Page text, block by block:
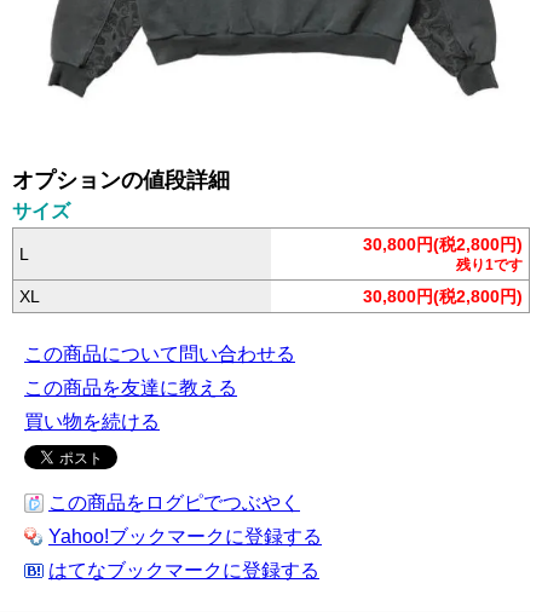
オプションの値段詳細
サイズ
L 30,800円(税2,800円)
残り1です
XL 30,800円(税2,800円)
この商品について問い合わせる
この商品を友達に教える
買い物を続ける
この商品をログピでつぶやく
Yahoo!ブックマークに登録する
はてなブックマークに登録する